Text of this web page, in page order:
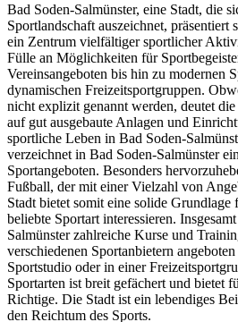
Bad Soden-Salmünster, eine Stadt, die
Sportlandschaft auszeichnet,
ein Zentrum vielfältiger sportlicher
Fülle an Möglichkeiten für
Vereinsangeboten bis hin zu modernen
dynamischen Freizeitsportgruppen.
nicht explizit genannt werden, deutet
auf gut ausgebaute Anlagen und
sportliche Leben in Bad Soden-
verzeichnet in Bad Soden-Salmünster
Sportangeboten. Besonders
Fußball, der mit einer Vielzahl von
Stadt bietet somit eine solide
beliebte Sportart interessieren.
Salmünster zahlreiche Kurse und
verschiedenen Sportanbietern
Sportstudio oder in einer
Sportarten ist breit gefächert und bietet
Richtige. Die Stadt ist ein lebendiges
den Reichtum des Sports.